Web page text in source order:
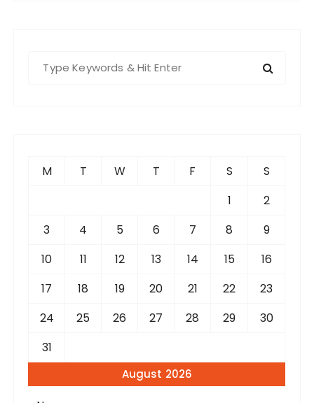
August 2026
M T W T F S
S
1
2
3
4 5 6 7 8
9
10
11 12 13 14 15
16
17
18 19 20 21 22
23
24
25 26 27 28 29
30
31